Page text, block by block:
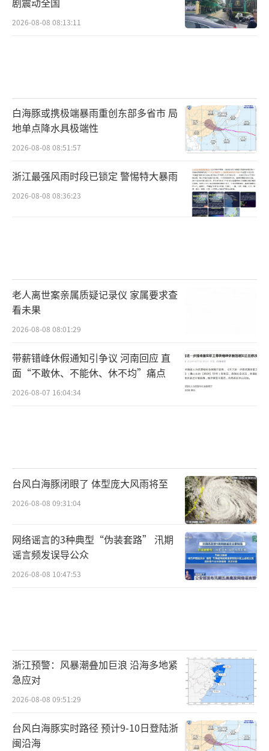
2026-08-08 08:13:11
白海豚或携极端暴雨重创东部多省市 局
地单点降水具极端性
2026-08-08 08:51:57
浙江最强风雨时段已锁定 警惕特大暴雨
2026-08-08 08:36:23
老人离世案亲属质疑记录仪 家属要求查
看未果
2026-08-08 08:01:29
带薪错峰休假通知引争议 河南回应 直
面“不敢休、不能休、休不均”痛点
2026-08-07 16:04:34
台风白海豚闭眼了 体型庞大风雨将至
2026-08-08 09:31:04
网络谣言的3种典型“伪装套路” 汛期
谣言频发误导公众
2026-08-08 10:47:53
浙江预警：风暴潮叠加巨浪 沿海多地紧
急应对
2026-08-08 09:51:29
台风白海豚实时路径 预计9-10日登陆浙
闽沿海